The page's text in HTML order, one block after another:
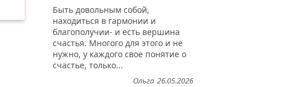
Быть довольным собой,
находиться в гармонии и
благополучии- и есть вершина
счастья. Многого для этого и не
нужно, у каждого свое понятие о
счастье, только...
26.05.2026
Ольга